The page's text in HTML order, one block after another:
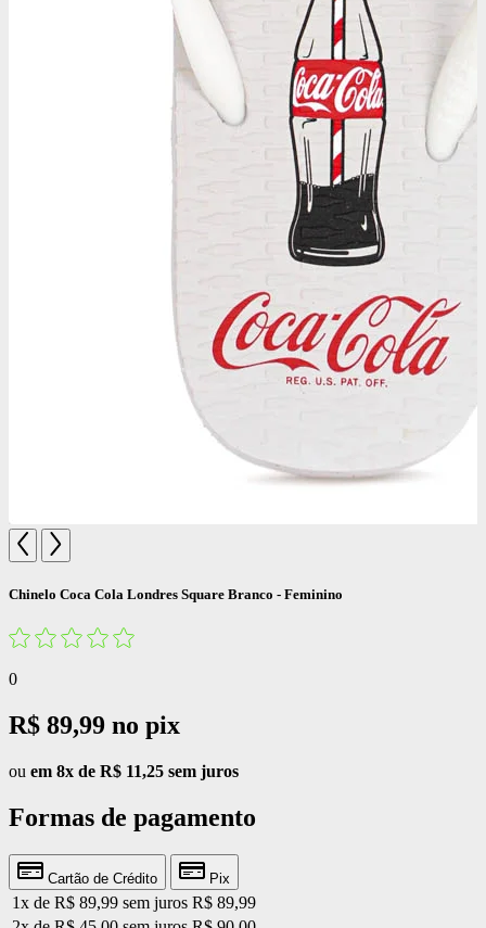
Chinelo Coca Cola Londres Square Branco - Feminino
0
R$ 89,99 no pix
ou em 8x de R$ 11,25 sem juros
Formas de pagamento
Cartão de Crédito Pix
1x de R$ 89,99 sem juros R$ 89,99